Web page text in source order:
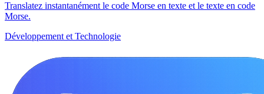
Translatez instantanément le code Morse en texte et le texte en code
Morse.
Développement et Technologie